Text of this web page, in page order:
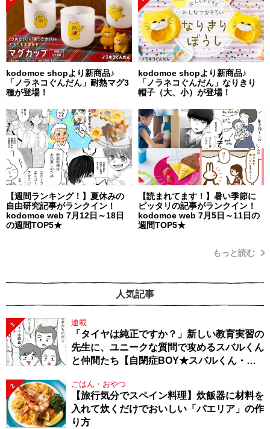
kodomoe shopより新商品♪
「ノラネコぐんだん」耐熱マグ3
種が登場！
kodomoe shopより新商品♪
「ノラネコぐんだん」なりきり
帽子（大、小）が登場！
【週間ランキング！】夏休みの
自由研究記事がランクイン！
kodomoe web 7月12日～18日
の週間TOP5★
【読まれてます！】暑い季節に
ピッタリの記事がランクイン！
kodomoe web 7月5日～11日の
週間TOP5★
もっと読む
人気記事
1 連載
「タイヤは純正ですか？」新しい教育実習の
先生に、ユニークな質問で攻めるスバルくん
と仲間たち【自閉症BOY★スバルくん・
2 ごはん・おやつ
【旅行気分でスペイン料理】炊飯器に材料を
入れて炊くだけでおいしい「パエリア」の作
り方